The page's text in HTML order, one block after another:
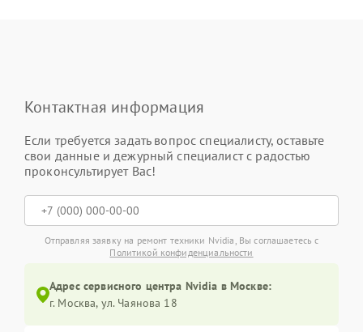
Контактная информация
Если требуется задать вопрос специалисту, оставьте
свои данные и дежурный специалист с радостью
проконсультирует Вас!
Отправляя заявку на ремонт техники Nvidia, Вы соглашаетесь с
Политикой конфиденциальности
Адрес сервисного центра Nvidia в Москве:
г. Москва, ул. Чаянова 18